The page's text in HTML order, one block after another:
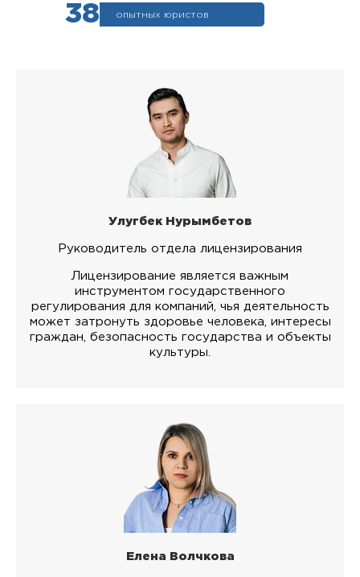
38 опытных юристов
Улугбек Нурымбетов
Руководитель отдела лицензирования
Лицензирование является важным
инструментом государственного
регулирования для компаний, чья деятельность
может затронуть здоровье человека, интересы
граждан, безопасность государства и объекты
культуры.
Елена Волчкова